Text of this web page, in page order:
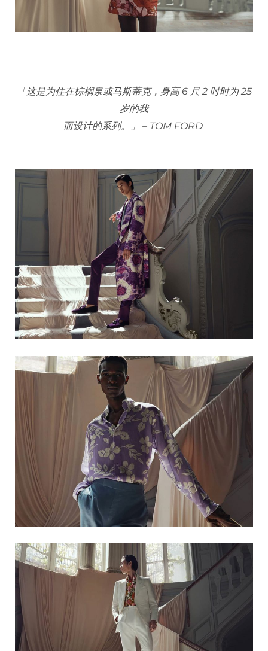
「这是为住在棕榈泉或马斯蒂克，身高 6 尺 2 吋时为 25
岁的我
而设计的系列。」 – TOM FORD